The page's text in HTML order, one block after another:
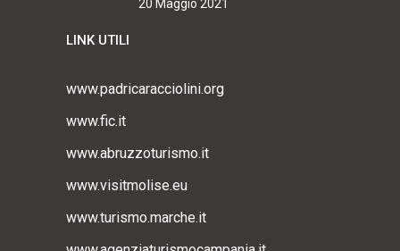
20 Maggio 2021
LINK UTILI
www.padricaracciolini.org
www.fic.it
www.abruzzoturismo.it
www.visitmolise.eu
www.turismo.marche.it